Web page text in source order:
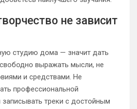
не зависит
студию дома — значит дать
выражать мысли, не
и средствами. Не
профессиональной
записывать треки с достойным